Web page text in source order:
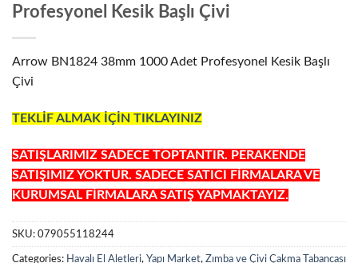
Profesyonel Kesik Başlı Çivi
Arrow BN1824 38mm 1000 Adet Profesyonel Kesik Başlı
Çivi
TEKLİF ALMAK İÇİN TIKLAYINIZ
SATIŞLARIMIZ SADECE TOPTANTIR. PERAKENDE
SATIŞIMIZ YOKTUR. SADECE SATICI FİRMALARA VE
KURUMSAL FİRMALARA SATIŞ YAPMAKTAYIZ.
SKU: 079055118244
Categories: Havalı El Aletleri, Yapı Market, Zımba ve Çivi Çakma Tabancası